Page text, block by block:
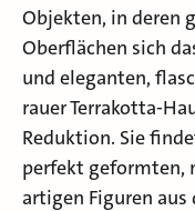
Objekten, in deren
Oberflächen sich
und eleganten,
rauer Terrakotta-
Reduktion. Sie
perfekt geformten,
artigen Figuren